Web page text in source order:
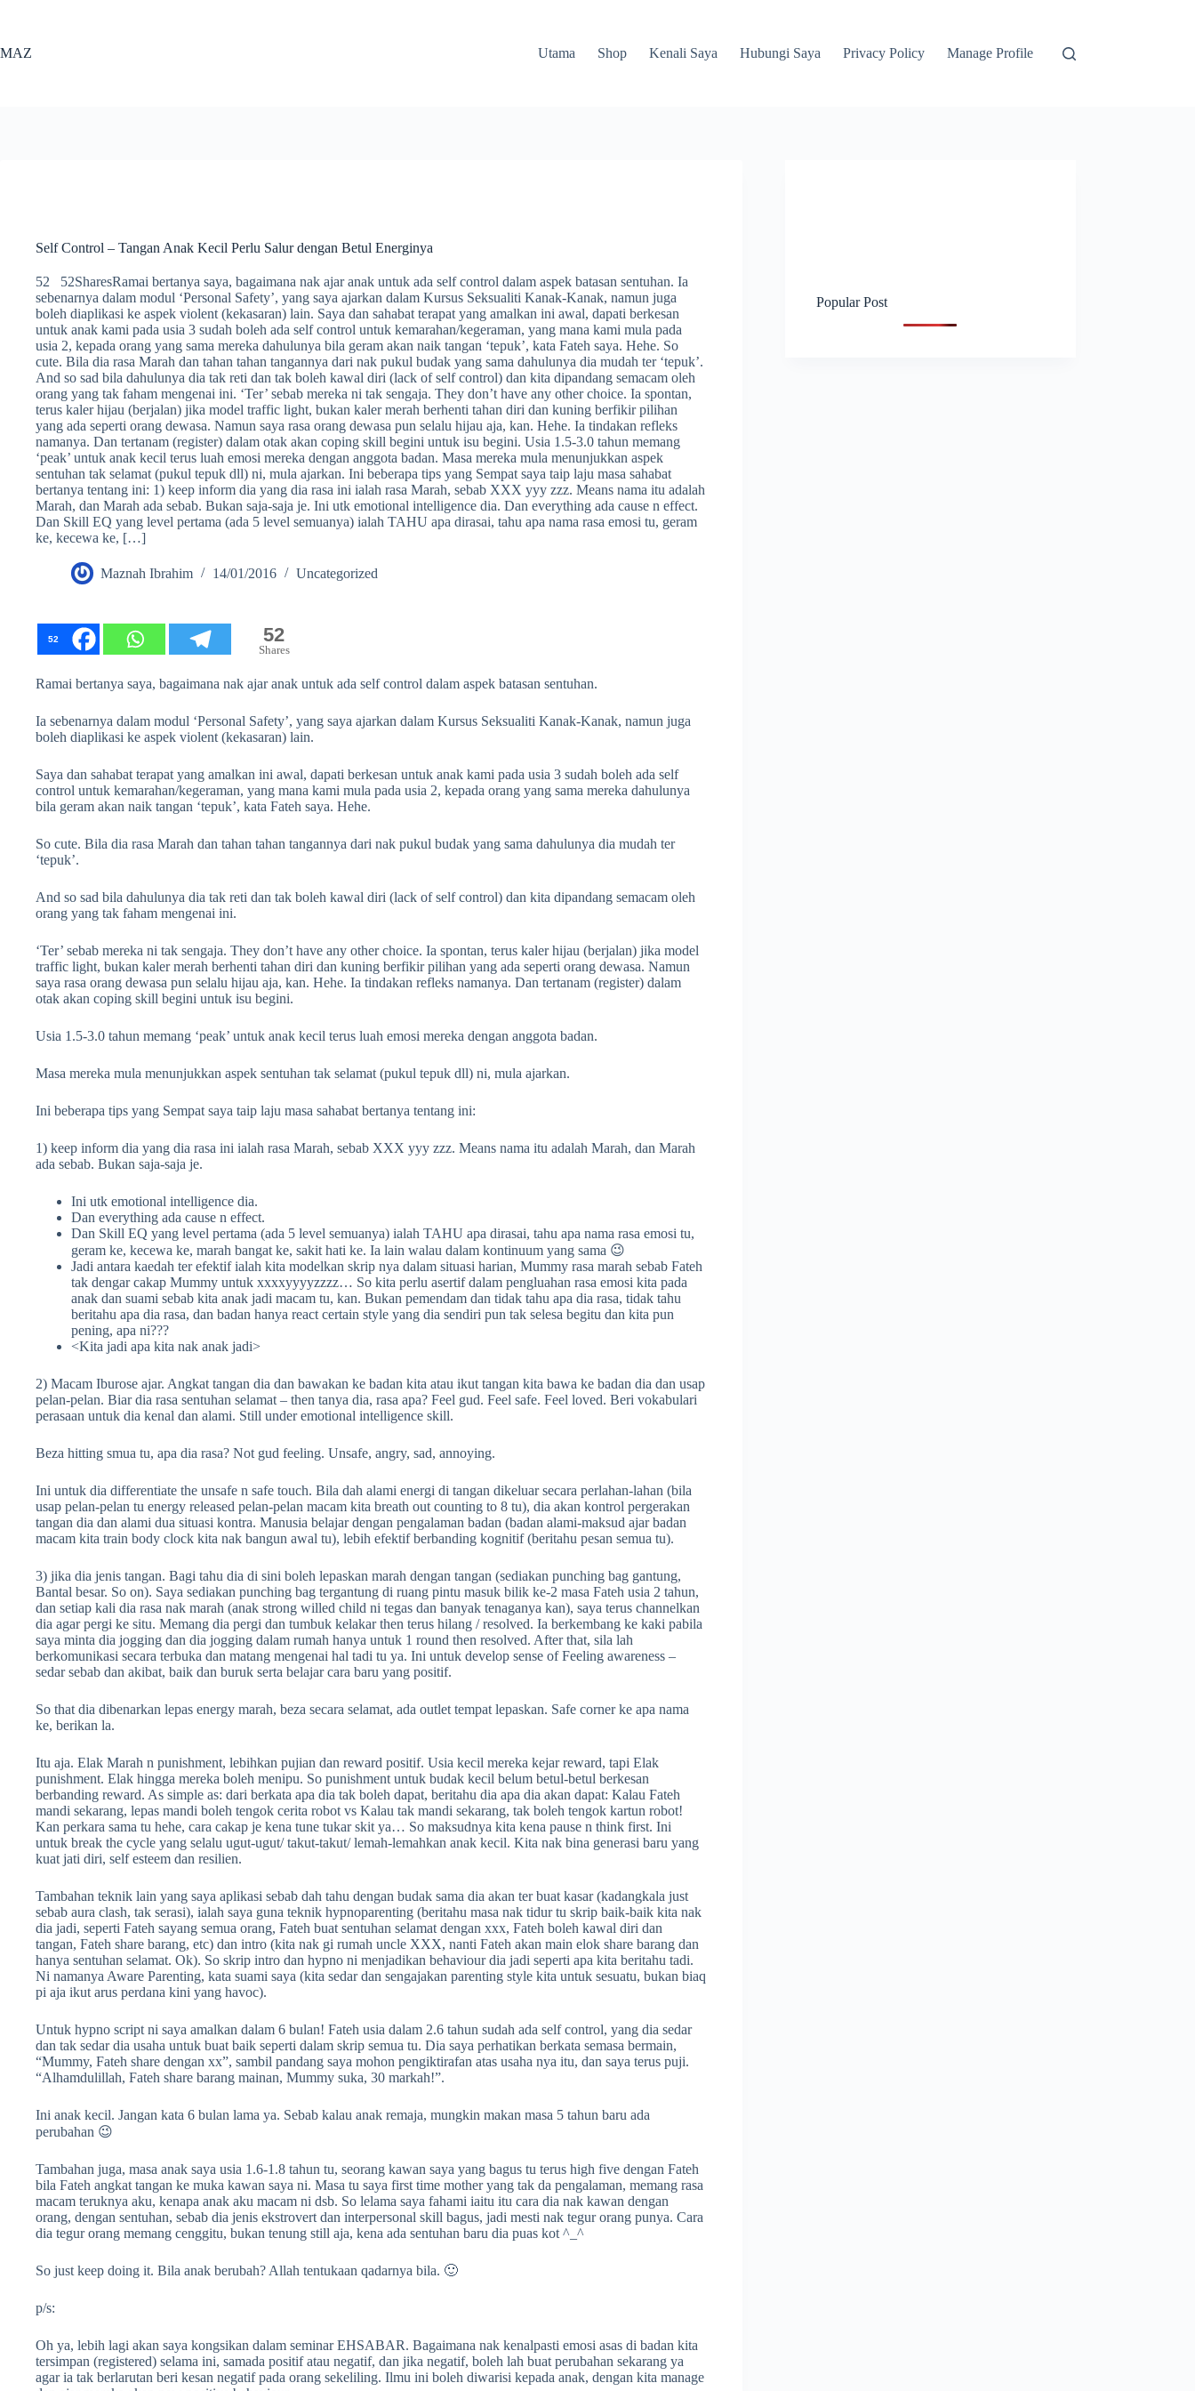
MAZ
Utama Shop Kenali Saya Hubungi Saya Privacy Policy Manage Profile
Self Control – Tangan Anak Kecil Perlu Salur dengan Betul Energinya
52 52SharesRamai bertanya saya, bagaimana nak ajar anak untuk ada self control dalam aspek batasan sentuhan. Ia
sebenarnya dalam modul ‘Personal Safety’, yang saya ajarkan dalam Kursus Seksualiti Kanak-Kanak, namun juga
boleh diaplikasi ke aspek violent (kekasaran) lain. Saya dan sahabat terapat yang amalkan ini awal, dapati berkesan
untuk anak kami pada usia 3 sudah boleh ada self control untuk kemarahan/kegeraman, yang mana kami mula pada
usia 2, kepada orang yang sama mereka dahulunya bila geram akan naik tangan ‘tepuk’, kata Fateh saya. Hehe. So
cute. Bila dia rasa Marah dan tahan tahan tangannya dari nak pukul budak yang sama dahulunya dia mudah ter ‘tepuk’.
And so sad bila dahulunya dia tak reti dan tak boleh kawal diri (lack of self control) dan kita dipandang semacam oleh
orang yang tak faham mengenai ini. ‘Ter’ sebab mereka ni tak sengaja. They don’t have any other choice. Ia spontan,
terus kaler hijau (berjalan) jika model traffic light, bukan kaler merah berhenti tahan diri dan kuning berfikir pilihan
yang ada seperti orang dewasa. Namun saya rasa orang dewasa pun selalu hijau aja, kan. Hehe. Ia tindakan refleks
namanya. Dan tertanam (register) dalam otak akan coping skill begini untuk isu begini. Usia 1.5-3.0 tahun memang
‘peak’ untuk anak kecil terus luah emosi mereka dengan anggota badan. Masa mereka mula menunjukkan aspek
sentuhan tak selamat (pukul tepuk dll) ni, mula ajarkan. Ini beberapa tips yang Sempat saya taip laju masa sahabat
bertanya tentang ini: 1) keep inform dia yang dia rasa ini ialah rasa Marah, sebab XXX yyy zzz. Means nama itu adalah
Marah, dan Marah ada sebab. Bukan saja-saja je. Ini utk emotional intelligence dia. Dan everything ada cause n effect.
Dan Skill EQ yang level pertama (ada 5 level semuanya) ialah TAHU apa dirasai, tahu apa nama rasa emosi tu, geram
ke, kecewa ke, […]
Maznah Ibrahim 14/01/2016 Uncategorized
52 52
Shares
Ramai bertanya saya, bagaimana nak ajar anak untuk ada self control dalam aspek batasan sentuhan.
Ia sebenarnya dalam modul ‘Personal Safety’, yang saya ajarkan dalam Kursus Seksualiti Kanak-Kanak, namun juga
boleh diaplikasi ke aspek violent (kekasaran) lain.
Saya dan sahabat terapat yang amalkan ini awal, dapati berkesan untuk anak kami pada usia 3 sudah boleh ada self
control untuk kemarahan/kegeraman, yang mana kami mula pada usia 2, kepada orang yang sama mereka dahulunya
bila geram akan naik tangan ‘tepuk’, kata Fateh saya. Hehe.
So cute. Bila dia rasa Marah dan tahan tahan tangannya dari nak pukul budak yang sama dahulunya dia mudah ter
‘tepuk’.
And so sad bila dahulunya dia tak reti dan tak boleh kawal diri (lack of self control) dan kita dipandang semacam oleh
orang yang tak faham mengenai ini.
‘Ter’ sebab mereka ni tak sengaja. They don’t have any other choice. Ia spontan, terus kaler hijau (berjalan) jika model
traffic light, bukan kaler merah berhenti tahan diri dan kuning berfikir pilihan yang ada seperti orang dewasa. Namun
saya rasa orang dewasa pun selalu hijau aja, kan. Hehe. Ia tindakan refleks namanya. Dan tertanam (register) dalam
otak akan coping skill begini untuk isu begini.
Usia 1.5-3.0 tahun memang ‘peak’ untuk anak kecil terus luah emosi mereka dengan anggota badan.
Masa mereka mula menunjukkan aspek sentuhan tak selamat (pukul tepuk dll) ni, mula ajarkan.
Ini beberapa tips yang Sempat saya taip laju masa sahabat bertanya tentang ini:
1) keep inform dia yang dia rasa ini ialah rasa Marah, sebab XXX yyy zzz. Means nama itu adalah Marah, dan Marah
ada sebab. Bukan saja-saja je.
Ini utk emotional intelligence dia.
Dan everything ada cause n effect.
Dan Skill EQ yang level pertama (ada 5 level semuanya) ialah TAHU apa dirasai, tahu apa nama rasa emosi tu,
geram ke, kecewa ke, marah bangat ke, sakit hati ke. Ia lain walau dalam kontinuum yang sama 😉
Jadi antara kaedah ter efektif ialah kita modelkan skrip nya dalam situasi harian, Mummy rasa marah sebab Fateh
tak dengar cakap Mummy untuk xxxxyyyyzzzz… So kita perlu asertif dalam pengluahan rasa emosi kita pada
anak dan suami sebab kita anak jadi macam tu, kan. Bukan pemendam dan tidak tahu apa dia rasa, tidak tahu
beritahu apa dia rasa, dan badan hanya react certain style yang dia sendiri pun tak selesa begitu dan kita pun
pening, apa ni???
<Kita jadi apa kita nak anak jadi>
2) Macam Iburose ajar. Angkat tangan dia dan bawakan ke badan kita atau ikut tangan kita bawa ke badan dia dan usap
pelan-pelan. Biar dia rasa sentuhan selamat – then tanya dia, rasa apa? Feel gud. Feel safe. Feel loved. Beri vokabulari
perasaan untuk dia kenal dan alami. Still under emotional intelligence skill.
Beza hitting smua tu, apa dia rasa? Not gud feeling. Unsafe, angry, sad, annoying.
Ini untuk dia differentiate the unsafe n safe touch. Bila dah alami energi di tangan dikeluar secara perlahan-lahan (bila
usap pelan-pelan tu energy released pelan-pelan macam kita breath out counting to 8 tu), dia akan kontrol pergerakan
tangan dia dan alami dua situasi kontra. Manusia belajar dengan pengalaman badan (badan alami-maksud ajar badan
macam kita train body clock kita nak bangun awal tu), lebih efektif berbanding kognitif (beritahu pesan semua tu).
3) jika dia jenis tangan. Bagi tahu dia di sini boleh lepaskan marah dengan tangan (sediakan punching bag gantung,
Bantal besar. So on). Saya sediakan punching bag tergantung di ruang pintu masuk bilik ke-2 masa Fateh usia 2 tahun,
dan setiap kali dia rasa nak marah (anak strong willed child ni tegas dan banyak tenaganya kan), saya terus channelkan
dia agar pergi ke situ. Memang dia pergi dan tumbuk kelakar then terus hilang / resolved. Ia berkembang ke kaki pabila
saya minta dia jogging dan dia jogging dalam rumah hanya untuk 1 round then resolved. After that, sila lah
berkomunikasi secara terbuka dan matang mengenai hal tadi tu ya. Ini untuk develop sense of Feeling awareness –
sedar sebab dan akibat, baik dan buruk serta belajar cara baru yang positif.
So that dia dibenarkan lepas energy marah, beza secara selamat, ada outlet tempat lepaskan. Safe corner ke apa nama
ke, berikan la.
Itu aja. Elak Marah n punishment, lebihkan pujian dan reward positif. Usia kecil mereka kejar reward, tapi Elak
punishment. Elak hingga mereka boleh menipu. So punishment untuk budak kecil belum betul-betul berkesan
berbanding reward. As simple as: dari berkata apa dia tak boleh dapat, beritahu dia apa dia akan dapat: Kalau Fateh
mandi sekarang, lepas mandi boleh tengok cerita robot vs Kalau tak mandi sekarang, tak boleh tengok kartun robot!
Kan perkara sama tu hehe, cara cakap je kena tune tukar skit ya… So maksudnya kita kena pause n think first. Ini
untuk break the cycle yang selalu ugut-ugut/ takut-takut/ lemah-lemahkan anak kecil. Kita nak bina generasi baru yang
kuat jati diri, self esteem dan resilien.
Tambahan teknik lain yang saya aplikasi sebab dah tahu dengan budak sama dia akan ter buat kasar (kadangkala just
sebab aura clash, tak serasi), ialah saya guna teknik hypnoparenting (beritahu masa nak tidur tu skrip baik-baik kita nak
dia jadi, seperti Fateh sayang semua orang, Fateh buat sentuhan selamat dengan xxx, Fateh boleh kawal diri dan
tangan, Fateh share barang, etc) dan intro (kita nak gi rumah uncle XXX, nanti Fateh akan main elok share barang dan
hanya sentuhan selamat. Ok). So skrip intro dan hypno ni menjadikan behaviour dia jadi seperti apa kita beritahu tadi.
Ni namanya Aware Parenting, kata suami saya (kita sedar dan sengajakan parenting style kita untuk sesuatu, bukan biaq
pi aja ikut arus perdana kini yang havoc).
Untuk hypno script ni saya amalkan dalam 6 bulan! Fateh usia dalam 2.6 tahun sudah ada self control, yang dia sedar
dan tak sedar dia usaha untuk buat baik seperti dalam skrip semua tu. Dia saya perhatikan berkata semasa bermain,
“Mummy, Fateh share dengan xx”, sambil pandang saya mohon pengiktirafan atas usaha nya itu, dan saya terus puji.
“Alhamdulillah, Fateh share barang mainan, Mummy suka, 30 markah!”.
Ini anak kecil. Jangan kata 6 bulan lama ya. Sebab kalau anak remaja, mungkin makan masa 5 tahun baru ada
perubahan 😉
Tambahan juga, masa anak saya usia 1.6-1.8 tahun tu, seorang kawan saya yang bagus tu terus high five dengan Fateh
bila Fateh angkat tangan ke muka kawan saya ni. Masa tu saya first time mother yang tak da pengalaman, memang rasa
macam teruknya aku, kenapa anak aku macam ni dsb. So lelama saya fahami iaitu itu cara dia nak kawan dengan
orang, dengan sentuhan, sebab dia jenis ekstrovert dan interpersonal skill bagus, jadi mesti nak tegur orang punya. Cara
dia tegur orang memang cenggitu, bukan tenung still aja, kena ada sentuhan baru dia puas kot ^_^
So just keep doing it. Bila anak berubah? Allah tentukaan qadarnya bila. 🙂
p/s:
Oh ya, lebih lagi akan saya kongsikan dalam seminar EHSABAR. Bagaimana nak kenalpasti emosi asas di badan kita
tersimpan (registered) selama ini, samada positif atau negatif, dan jika negatif, boleh lah buat perubahan sekarang ya
agar ia tak berlarutan beri kesan negatif pada orang sekeliling. Ilmu ini boleh diwarisi kepada anak, dengan kita manage
Popular Post